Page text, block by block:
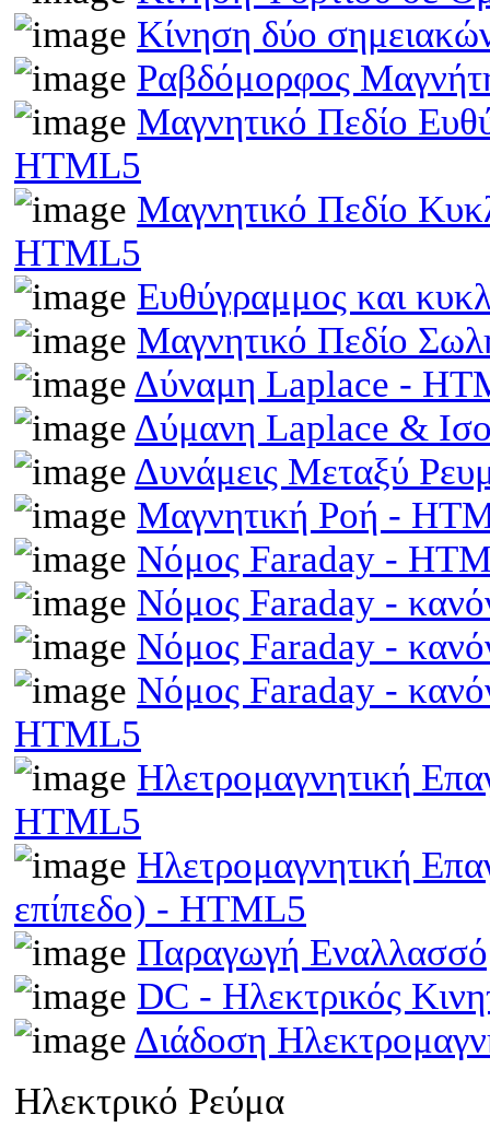
Κίνηση δύο
Ραβδόμορφος
Μαγνητικό Πεδίο
HTML5
Μαγνητικό Πεδίο
HTML5
Ευθύγραμμος και
Μαγνητικό Πεδίο
Δύναμη Laplace -
Δύμανη Laplace &
Δυνάμεις Μεταξύ
Μαγνητική Ροή -
Νόμος Faraday -
Νόμος Faraday -
Νόμος Faraday -
Νόμος Faraday -
HTML5
Ηλετρομαγνητική
HTML5
Ηλετρομαγνητική
επίπεδο) - HTML5
Παραγωγή
DC - Ηλεκτρικός
Διάδοση
Ηλεκτρικό Ρεύμα